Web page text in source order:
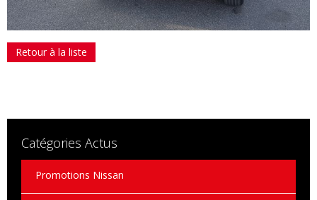
Retour à la liste
Catégories Actus
Promotions Nissan